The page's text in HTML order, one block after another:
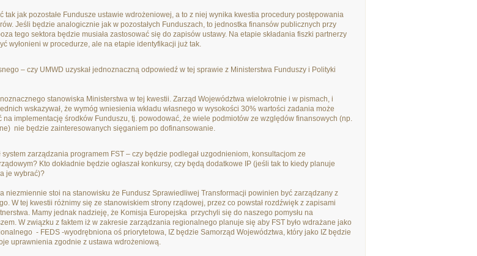
tak jak pozostałe Fundusze ustawie wdrożeniowej, a to z niej wynika kwestia procedury postępowania
Jeśli będzie analogicznie jak w pozostałych Funduszach, to jednostka finansów publicznych przy
tego sektora będzie musiała zastosować się do zapisów ustawy. Na etapie składania fiszki partnerzy
wyłonieni w procedurze, ale na etapie identyfikacji już tak.
– czy UMWD uzyskał jednoznaczną odpowiedź w tej sprawie z Ministerstwa Funduszy i Polityki
stanowiska Ministerstwa w tej kwestii. Zarząd Województwa wielokrotnie i w pismach, i
wskazywał, że wymóg wniesienia wkładu własnego w wysokości 30% wartości zadania może
na implementację środków Funduszu, tj. powodować, że wiele podmiotów ze względów finansowych (np.
nie będzie zainteresowanych sięganiem po dofinansowanie.
system zarządzania programem FST – czy będzie podlegał uzgodnieniom, konsultacjom ze
Kto dokładnie będzie ogłaszał konkursy, czy będą dodatkowe IP (jeśli tak to kiedy planuje
je wybrać)?
niezmiennie stoi na stanowisku że Fundusz Sprawiedliwej Transformacji powinien być zarządzany z
W tej kwestii różnimy się ze stanowiskiem strony rządowej, przez co powstał rozdźwięk z zapisami
Mamy jednak nadzieję, że Komisja Europejska przychyli się do naszego pomysłu na
W związku z faktem iż w zakresie zarządzania regionalnego planuje się aby FST było wdrażane jako
- FEDS -wyodrębniona oś priorytetowa, IZ będzie Samorząd Województwa, który jako IZ będzie
uprawnienia zgodnie z ustawa wdrożeniową.